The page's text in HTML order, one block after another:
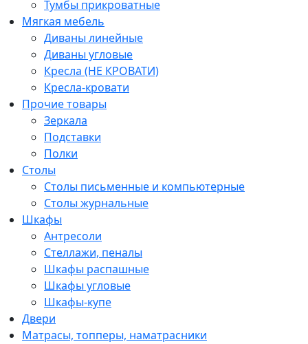
Тумбы прикроватные
Мягкая мебель
Диваны линейные
Диваны угловые
Кресла (НЕ КРОВАТИ)
Кресла-кровати
Прочие товары
Зеркала
Подставки
Полки
Столы
Столы письменные и компьютерные
Столы журнальные
Шкафы
Антресоли
Стеллажи, пеналы
Шкафы распашные
Шкафы угловые
Шкафы-купе
Двери
Матрасы, топперы, наматрасники